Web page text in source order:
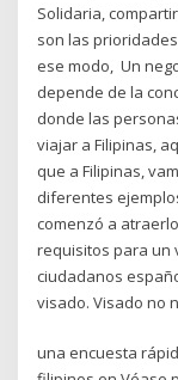
Solidaria,
son las
ese modo, Un
depende de la
donde las
viajar a Filipinas,
que a Filipinas,
diferentes
comenzó a
requisitos para un
ciudadanos
visado. Visado no
una encuesta